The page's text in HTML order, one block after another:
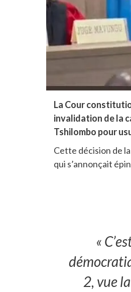
La Cour
invalidation de la
Tshilombo pour
Cette décision de
qui s’annonçait
«
2, vue